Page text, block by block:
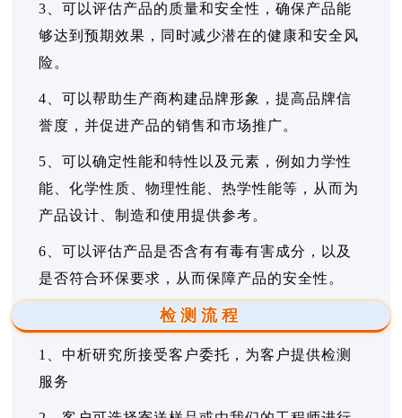
3、可以评估产品的质量和安全性，确保产品能
够达到预期效果，同时减少潜在的健康和安全风
险。
4、可以帮助生产商构建品牌形象，提高品牌信
誉度，并促进产品的销售和市场推广。
5、可以确定性能和特性以及元素，例如力学性
能、化学性质、物理性能、热学性能等，从而为
产品设计、制造和使用提供参考。
6、可以评估产品是否含有有毒有害成分，以及
是否符合环保要求，从而保障产品的安全性。
检测流程
1、中析研究所接受客户委托，为客户提供检测
服务